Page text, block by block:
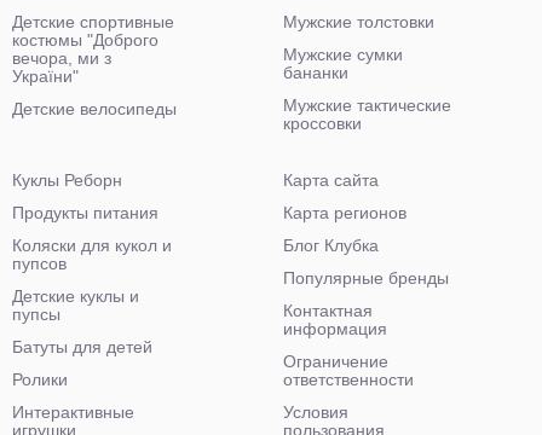
Детские спортивные
костюмы "Доброго
вечора, ми з
України"
Детские велосипеды
Мужские толстовки
Мужские сумки
бананки
Мужские тактические
кроссовки
Куклы Реборн
Продукты питания
Коляски для кукол и
пупсов
Детские куклы и
пупсы
Батуты для детей
Ролики
Интерактивные
игрушки
Карта сайта
Карта регионов
Блог Клубка
Популярные бренды
Контактная
информация
Ограничение
ответственности
Условия
пользования